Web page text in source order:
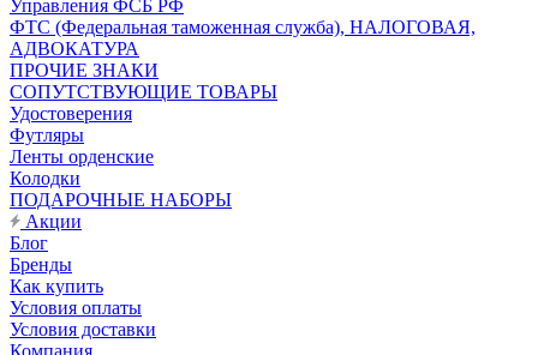
Управления ФСБ РФ
ФТС (Федеральная таможенная служба), НАЛОГОВАЯ,
АДВОКАТУРА
ПРОЧИЕ ЗНАКИ
СОПУТСТВУЮЩИЕ ТОВАРЫ
Удостоверения
Футляры
Ленты орденские
Колодки
ПОДАРОЧНЫЕ НАБОРЫ
Акции
Блог
Бренды
Как купить
Условия оплаты
Условия доставки
Компания